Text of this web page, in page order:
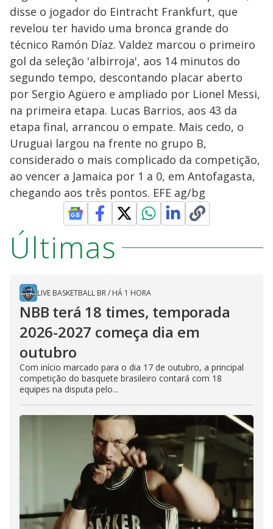
disse o jogador do Eintracht Frankfurt, que
revelou ter havido uma bronca grande do
técnico Ramón Díaz. Valdez marcou o primeiro
gol da seleção 'albirroja', aos 14 minutos do
segundo tempo, descontando placar aberto
por Sergio Agüero e ampliado por Lionel Messi,
na primeira etapa. Lucas Barrios, aos 43 da
etapa final, arrancou o empate. Mais cedo, o
Uruguai largou na frente no grupo B,
considerado o mais complicado da competição,
ao vencer a Jamaica por 1 a 0, em Antofagasta,
chegando aos três pontos. EFE ag/bg
Últimas
LIVE BASKETBALL BR/ HÁ 1 HORA
NBB terá 18 times, temporada
2026-2027 começa dia em
outubro
Com início marcado para o dia 17 de outubro, a principal
competição do basquete brasileiro contará com 18
equipes na disputa pelo...